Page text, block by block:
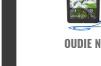
OUDIE N